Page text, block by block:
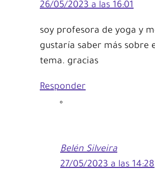
26/05/2023 a las 16:01
soy profesora de yoga y
gustaría saber más sobre
tema. gracias
Responder
Belén Silveira
27/05/2023 a las 14:28